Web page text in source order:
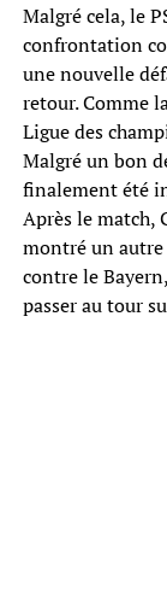
Malgré cela, le
confrontation
une nouvelle
retour. Comme
Ligue des
Malgré un bon
finalement été
Après le match,
montré un autre
contre le
passer au tour